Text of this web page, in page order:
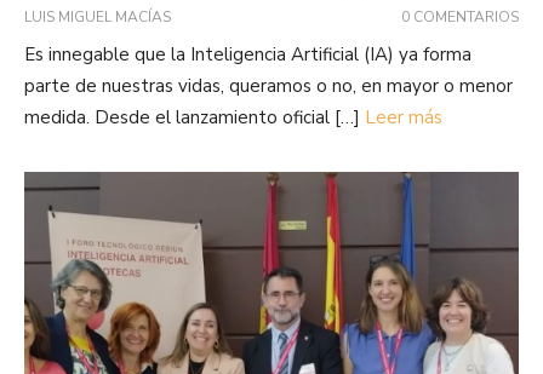
LUIS MIGUEL MACÍAS 0 COMENTARIOS
Es innegable que la Inteligencia Artificial (IA) ya forma
parte de nuestras vidas, queramos o no, en mayor o menor
medida. Desde el lanzamiento oficial […] Leer más